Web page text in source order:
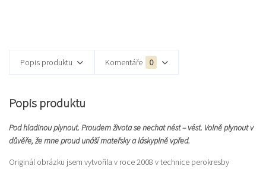
Popis produktu Komentáře 0
Popis produktu
Pod hladinou plynout. Proudem života se nechat nést – vést. Volně plynout v
důvěře, že mne proud unáší mateřsky a láskyplně vpřed.
Originál obrázku jsem vytvořila v roce 2008 v technice perokresby